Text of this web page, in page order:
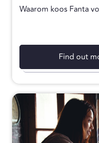
Waarom koos Fanta
Find out